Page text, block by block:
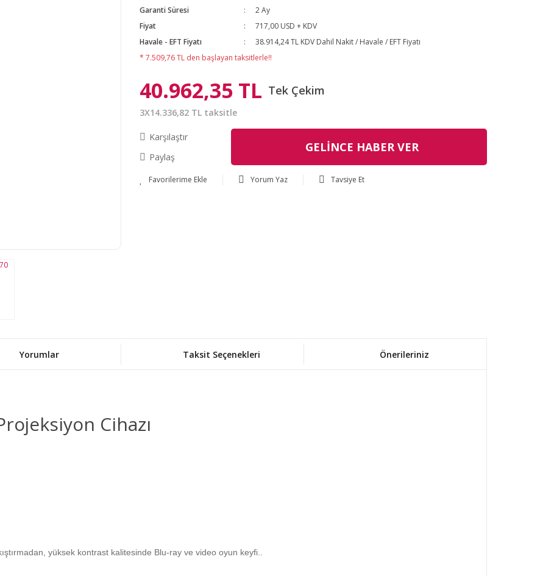
Garanti Süresi
2 Ay
Fiyat
717,00 USD + KDV
Havale - EFT Fiyatı
38.914,24 TL KDV Dahil Nakit / Havale / EFT Fiyatı
* 7.509,76 TL den başlayan taksitlerle!!
40.962,35 TL Tek Çekim
3X14.336,82 TL taksitle
Karşılaştır
Paylaş
GELİNCE HABER VER
Yorum Yaz Tavsiye Et
Yorumlar Taksit Seçenekleri Önerileriniz
Cihazı
yüksek kontrast kalitesinde Blu-ray ve video oyun keyfi..